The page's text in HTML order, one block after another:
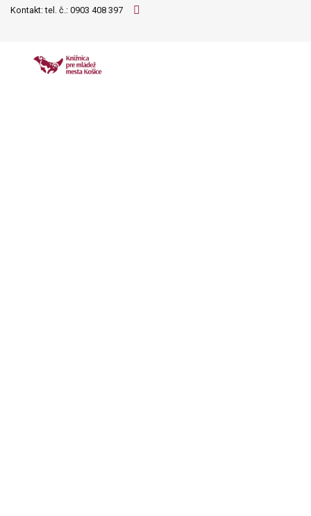
Kontakt: tel. č.: 0903 408 397